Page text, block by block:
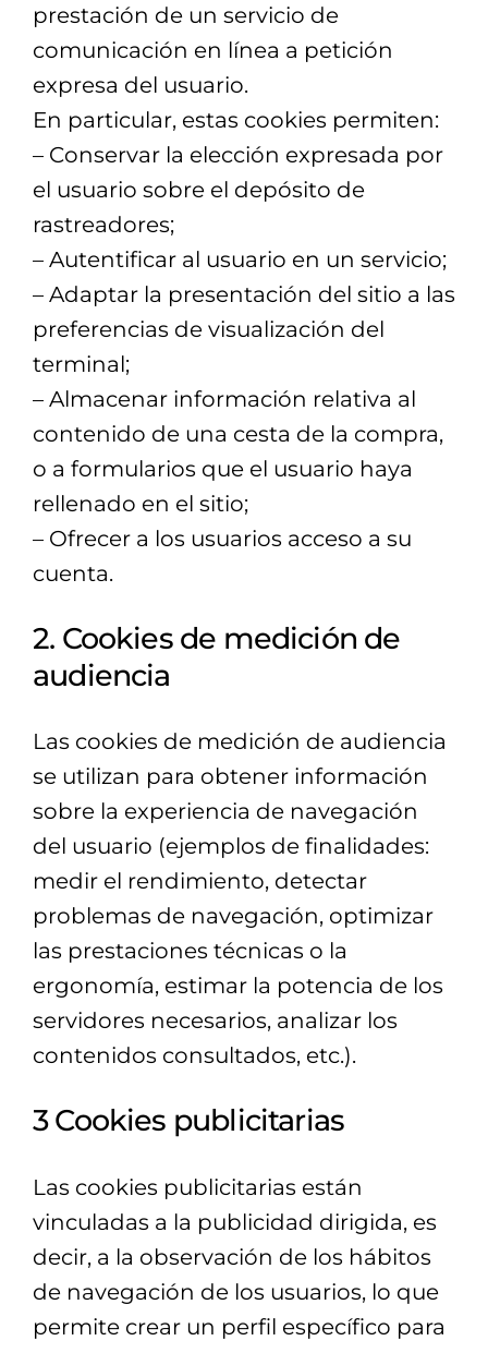
prestación de un servicio de
comunicación en línea a petición
expresa del usuario.
En particular, estas cookies permiten:
– Conservar la elección expresada por
el usuario sobre el depósito de
rastreadores;
– Autentificar al usuario en un servicio;
– Adaptar la presentación del sitio a las
preferencias de visualización del
terminal;
– Almacenar información relativa al
contenido de una cesta de la compra,
o a formularios que el usuario haya
rellenado en el sitio;
– Ofrecer a los usuarios acceso a su
cuenta.
2. Cookies de medición de
audiencia
Las cookies de medición de audiencia
se utilizan para obtener información
sobre la experiencia de navegación
del usuario (ejemplos de finalidades:
medir el rendimiento, detectar
problemas de navegación, optimizar
las prestaciones técnicas o la
ergonomía, estimar la potencia de los
servidores necesarios, analizar los
contenidos consultados, etc.).
3 Cookies publicitarias
Las cookies publicitarias están
vinculadas a la publicidad dirigida, es
decir, a la observación de los hábitos
de navegación de los usuarios, lo que
permite crear un perfil específico para